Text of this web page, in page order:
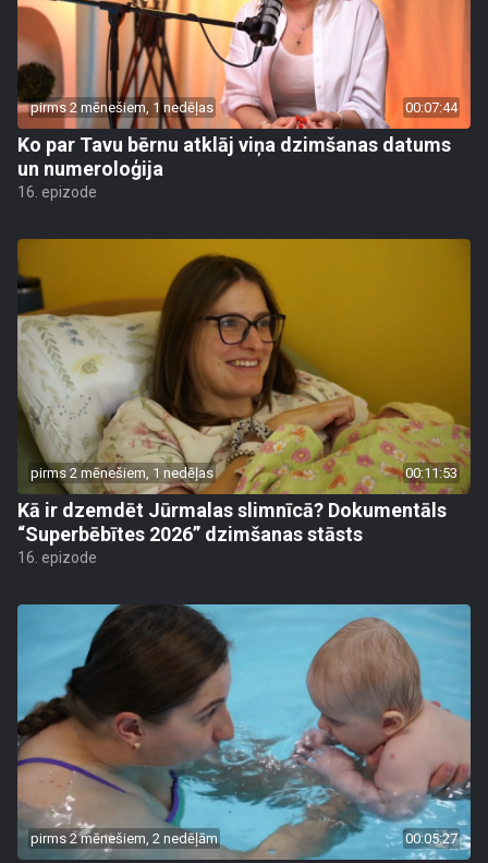
pirms 2 mēnešiem, 1 nedēļas 00:07:44
Ko par Tavu bērnu atklāj viņa dzimšanas datums
un numeroloģija
16. epizode
pirms 2 mēnešiem, 1 nedēļas 00:11:53
Kā ir dzemdēt Jūrmalas slimnīcā? Dokumentāls
“Superbēbītes 2026” dzimšanas stāsts
16. epizode
pirms 2 mēnešiem, 2 nedēļām 00:05:27